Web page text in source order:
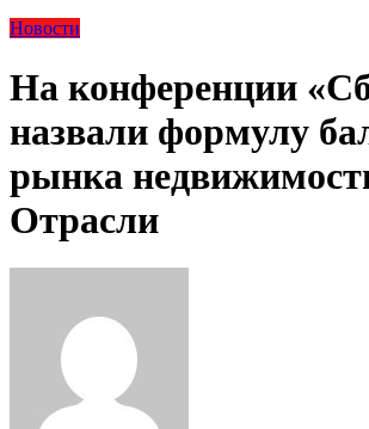
Новости
На конференции
назвали формулу
рынка
Отрасли